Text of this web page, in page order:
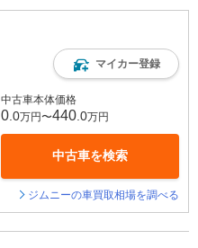
マイカー登録
中古車本体価格
0 .0万円〜440 .0万円
中古車を検索
ジムニーの車買取相場を調べる